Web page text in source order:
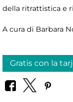
della ritrattistica e
A cura di Barbara
Gratis con la